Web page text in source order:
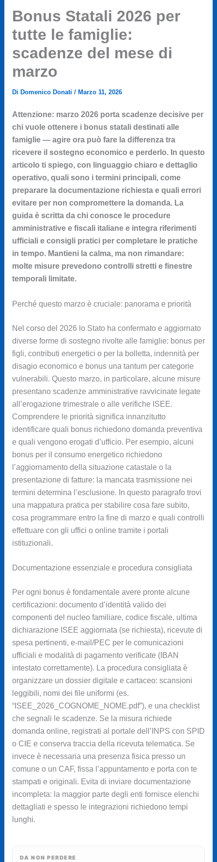
Bonus Statali 2026 per
tutte le famiglie:
scadenze del mese di
marzo
Di Domenico Donati / Marzo 11, 2026
Attenzione: marzo 2026 porta scadenze decisive per
chi vuole ottenere i bonus statali destinati alle
famiglie — agire ora può fare la differenza tra
ricevere il sostegno economico e perderlo. In questo
articolo ti spiego, con linguaggio chiaro e dettaglio
operativo, quali sono i termini principali, come
preparare la documentazione richiesta e quali errori
evitare per non compromettere la domanda. La
guida è scritta da chi conosce le procedure
amministrative e fiscali italiane e integra riferimenti
ufficiali e consigli pratici per completare le pratiche
in tempo. Mantieni la calma, ma non rimandare:
molte misure prevedono controlli stretti e finestre
temporali limitate.
Perché questo marzo è cruciale: panorama e priorità
Nel corso del 2026 lo Stato ha confermato e aggiornato
diverse forme di sostegno rivolte alle famiglie: bonus per
figli, contributi energetici o per la bolletta, indennità per
disagio economico e bonus una tantum per categorie
vulnerabili. Questo marzo, in particolare, alcune misure
presentano scadenze amministrative ravvicinate legate
all’erogazione trimestrale o alle verifiche ISEE.
Comprendere le priorità significa innanzitutto
identificare quali bonus richiedono domanda preventiva
e quali vengono erogati d’ufficio. Per esempio, alcuni
bonus per il consumo energetico richiedono
l’aggiornamento della situazione catastale o la
presentazione di fatture: la mancata trasmissione nei
termini determina l’esclusione. In questo paragrafo trovi
una mappatura pratica per stabilire cosa fare subito,
cosa programmare entro la fine di marzo e quali controlli
effettuare con gli uffici o online tramite i portali
istituzionali.
Documentazione essenziale e procedura consigliata
Per ogni bonus è fondamentale avere pronte alcune
certificazioni: documento d’identità valido dei
componenti del nucleo familiare, codice fiscale, ultima
dichiarazione ISEE aggiornata (se richiesta), ricevute di
spesa pertinenti, e-mail/PEC per le comunicazioni
ufficiali e modalità di pagamento verificate (IBAN
intestato correttamente). La procedura consigliata è
organizzare un dossier digitale e cartaceo: scansioni
leggibili, nomi dei file uniformi (es.
“ISEE_2026_COGNOME_NOME.pdf”), e una checklist
che segnali le scadenze. Se la misura richiede
domanda online, registrati al portale dell’INPS con SPID
o CIE e conserva traccia della ricevuta telematica. Se
invece è necessaria una presenza fisica presso un
comune o un CAF, fissa l’appuntamento e porta con te
stampati e originali. Evita di inviare documentazione
incompleta: la maggior parte degli enti fornisce elenchi
dettagliati e spesso le integrazioni richiedono tempi
lunghi.
DA NON PERDERE